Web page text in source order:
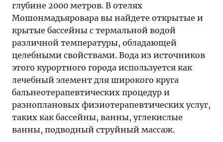
глубине 2000 метров. В отелях
Мошонмадьяровара вы найдете открытые и
крытые бассейны с термальной водой
различной температуры, обладающей
целебными свойствами. Вода из источников
этого курортного города используется как
лечебный элемент для широкого круга
бальнеотерапевтических процедур и
разноплановых физиотерапевтических услуг,
таких как бассейны, ванны, углекислые
ванны, подводный струйный массаж.